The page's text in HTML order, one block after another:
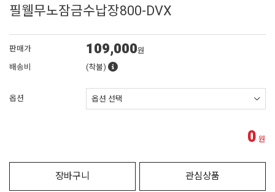
필웰무노잠금수납장800-DVX
판매가 109,000원
배송비
(착불)
옵션
0 원
장바구니 관심상품